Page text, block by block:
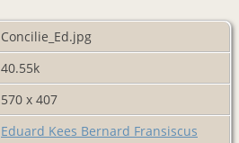
Concilie_Ed.jpg
40.55k
570 x 407
Eduard Kees Bernard Fransiscus